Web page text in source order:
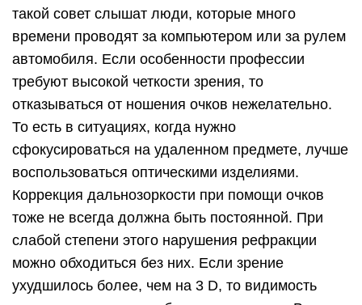
такой совет слышат люди, которые много
времени проводят за компьютером или за рулем
автомобиля. Если особенности профессии
требуют высокой четкости зрения, то
отказываться от ношения очков нежелательно.
То есть в ситуациях, когда нужно
сфокусироваться на удаленном предмете, лучше
воспользоваться оптическими изделиями.
Коррекция дальнозоркости при помощи очков
тоже не всегда должна быть постоянной. При
слабой степени этого нарушения рефракции
можно обходиться без них. Если зрение
ухудшилось более, чем на 3 D, то видимость